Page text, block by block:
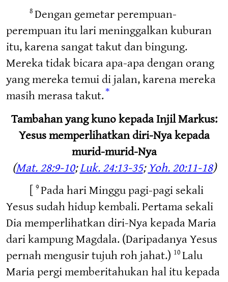
8 Dengan gemetar perempuan-
perempuan itu lari meninggalkan kuburan
itu, karena sangat takut dan bingung.
Mereka tidak bicara apa-apa dengan orang
yang mereka temui di jalan, karena mereka
masih merasa takut.*
Tambahan yang kuno kepada Injil Markus:
Yesus memperlihatkan diri-Nya kepada
murid-murid-Nya
(Mat. 28:9-10;Luk. 24:13-35;Yoh. 20:11-18)
[ 9 Pada hari Minggu pagi-pagi sekali
Yesus sudah hidup kembali. Pertama sekali
Dia memperlihatkan diri-Nya kepada Maria
dari kampung Magdala. (Daripadanya Yesus
pernah mengusir tujuh roh jahat.) 10 Lalu
Maria pergi memberitahukan hal itu kepada